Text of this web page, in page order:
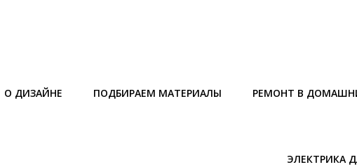
О ДИЗАЙНЕ ПОДБИРАЕМ МАТЕРИАЛЫ РЕМОНТ В
ЭЛЕКТРИКА